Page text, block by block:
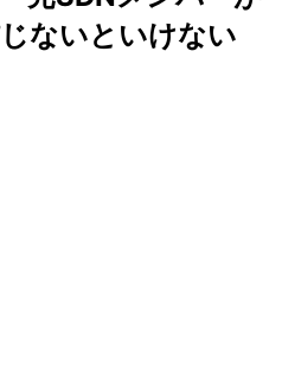
ないといけない